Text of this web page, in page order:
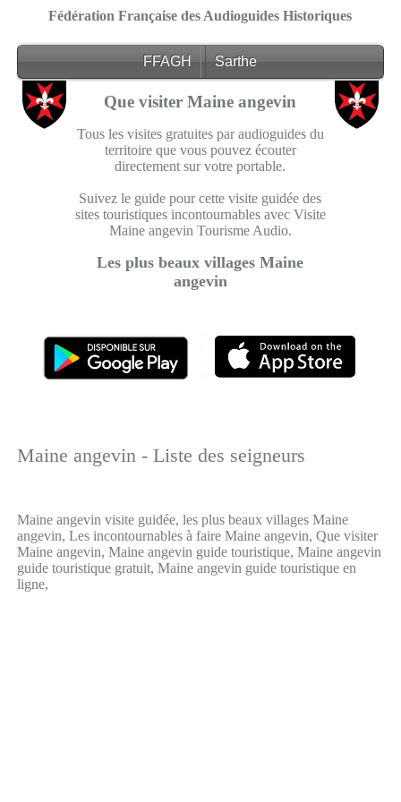
Fédération Française des Audioguides Historiques
FFAGH Sarthe
Que visiter Maine angevin
Tous les visites gratuites par audioguides du
territoire que vous pouvez écouter
directement sur votre portable.
Suivez le guide pour cette visite guidée des
sites touristiques incontournables avec Visite
Maine angevin Tourisme Audio.
Les plus beaux villages Maine
angevin
Maine angevin - Liste des seigneurs
Maine angevin visite guidée, les plus beaux villages Maine
angevin, Les incontournables à faire Maine angevin, Que visiter
Maine angevin, Maine angevin guide touristique, Maine angevin
guide touristique gratuit, Maine angevin guide touristique en
ligne,